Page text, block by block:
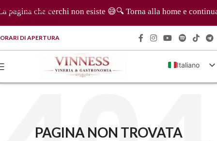
pagina che cerchi non esiste 😅🔍 Torna alla home e
Skip to navigation
ORARI DI APERTURA
Italiano
English (UK)
简体中文
PAGINA NON TROVATA